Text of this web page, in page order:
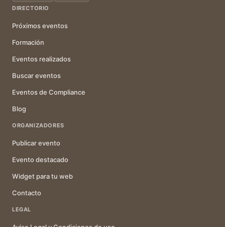
DIRECTORIO
Próximos eventos
Formación
Eventos realizados
Buscar eventos
Eventos de Compliance
Blog
ORGANIZADORES
Publicar evento
Evento destacado
Widget para tu web
Contacto
LEGAL